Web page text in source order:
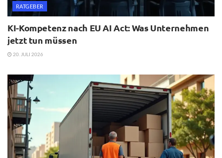
RATGEBER
KI-Kompetenz nach EU AI Act: Was Unternehmen
jetzt tun müssen
20. JULI 2026